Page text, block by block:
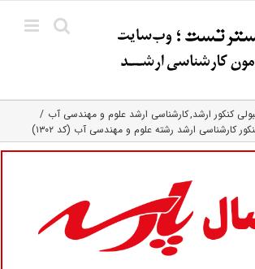
کنکور ارشد کارشناسی ارشد علوم و مهندسی آب
کارشناسی ارشد رشته علوم و مهندسی آب (کد ۱۳۰۲)